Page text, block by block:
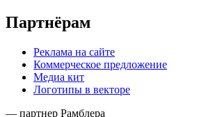
Партнёрам
Реклама на сайте
Коммерческое предложение
Медиа кит
Логотипы в векторе
— партнер Рамблера